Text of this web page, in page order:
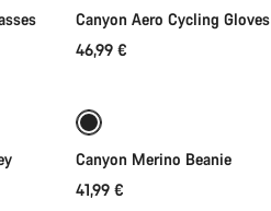
Canyon Aero Cycling Gloves
46,99 €
Canyon Merino Beanie
41,99 €